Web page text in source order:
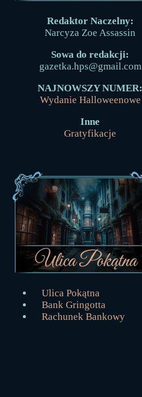
Redaktor Naczelny:
Narcyza Zoe Assassin
Sowa do redakcji:
gazetka.hps@gmail.com
NAJNOWSZY NUMER:
Wydanie Halloweenowe
Inne
Gratyfikacje
Ulica Pokątna
Bank Gringotta
Rachunek Bankowy